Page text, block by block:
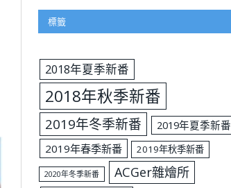
標籤
2018年夏季新番
2018年秋季新番
2019年冬季新番
2019年夏季新番
2019年春季新番
2019年秋季新番
2020年冬季新番 ACGer雜燴所